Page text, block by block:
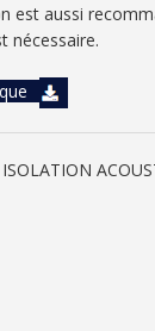
est aussi
nécessaire.
ISOLATION